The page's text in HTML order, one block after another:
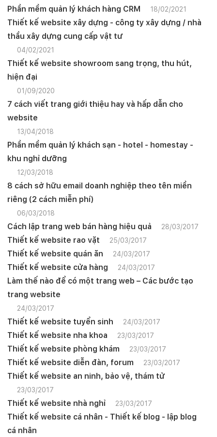
Phần mềm quản lý khách hàng CRM 18/02/2021
Thiết kế website xây dựng - công ty xây dựng / nhà
thầu xây dựng cung cấp vật tư
04/02/2021
Thiết kế website showroom sang trọng, thu hút,
hiện đại
01/09/2020
7 cách viết trang giới thiệu hay và hấp dẫn cho
website
13/04/2018
Phần mềm quản lý khách sạn - hotel - homestay -
khu nghỉ dưỡng
12/03/2018
8 cách sở hữu email doanh nghiệp theo tên miền
riêng (2 cách miễn phí)
06/03/2018
Cách lập trang web bán hàng hiệu quả 28/03/2017
Thiết kế website rao vặt 25/03/2017
Thiết kế website quán ăn 24/03/2017
Thiết kế website cửa hàng 24/03/2017
Làm thế nào để có một trang web – Các bước tạo
trang website
24/03/2017
Thiết kế website tuyển sinh 24/03/2017
Thiết kế website nha khoa 23/03/2017
Thiết kế website phòng khám 23/03/2017
Thiết kế website diễn đàn, forum 23/03/2017
Thiết kế website an ninh, bảo vệ, thám tử
23/03/2017
Thiết kế website nhà nghỉ 23/03/2017
Thiết kế website cá nhân - Thiết kế blog - lập blog
cá nhân